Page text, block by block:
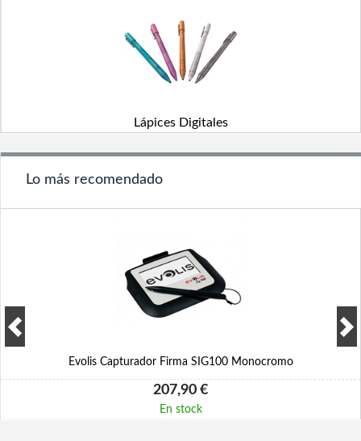
Lápices Digitales
Lo más recomendado
Evolis Capturador Firma SIG100 Monocromo
207,90 €
En stock